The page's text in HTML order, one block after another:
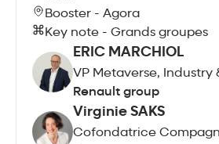
Booster - Agora
Key note - Grands groupes
ERIC MARCHIOL
VP Metaverse, Industry
Renault group
Virginie SAKS
Cofondatrice